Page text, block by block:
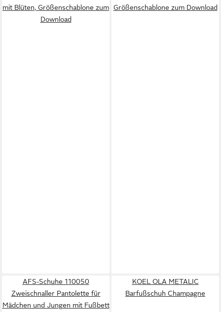
mit Blüten, Größenschablone zum
Download
Größenschablone zum Download
AFS-Schuhe 110050
Zweischnaller Pantolette für
Mädchen und Jungen mit Fußbett
KOEL OLA METALIC
Barfußschuh Champagne